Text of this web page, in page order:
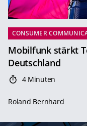
CONSUMER
Mobilfunk stärkt
Deutschland
4 Minuten
Roland Bernhard